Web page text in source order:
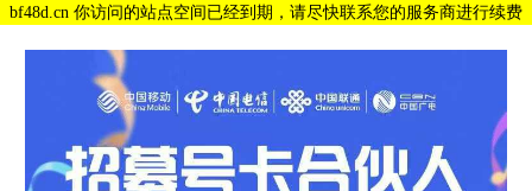
bf48d.cn 你访问的站点空间已经到期，请尽快联系您的服务商进行续费